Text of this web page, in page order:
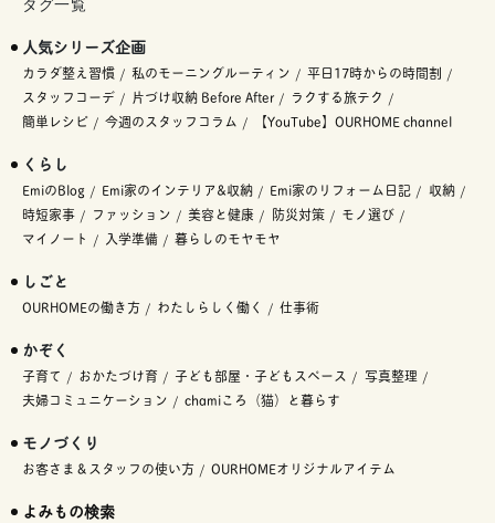
タグ一覧
人気シリーズ企画
カラダ整え習慣 私のモーニングルーティン
平日17時からの時間割
スタッフコーデ
片づけ収納 Before After
ラクする旅テク
簡単レシピ
今週のスタッフコラム 【YouTube】OURHOME channel
くらし
EmiのBlog Emi家のインテリア&収納 Emi家のリフォーム日記
収納
時短家事
ファッション 美容と健康 防災対策
モノ選び
マイノート
入学準備 暮らしのモヤモヤ
しごと
OURHOMEの働き方 わたしらしく働く 仕事術
かぞく
子育て おかたづけ育 子ども部屋・子どもスペース
写真整理
夫婦コミュニケーション
chamiころ（猫）と暮らす
モノづくり
お客さま＆スタッフの使い方 OURHOMEオリジナルアイテム
よみもの検索